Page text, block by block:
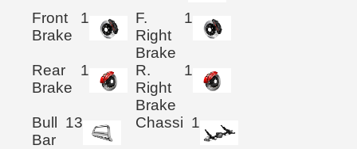
Front
Brake
1
F.
Right
Brake
1
Rear
Brake
1
R.
Right
Brake
1
Bull
Bar
13 Chassi 1